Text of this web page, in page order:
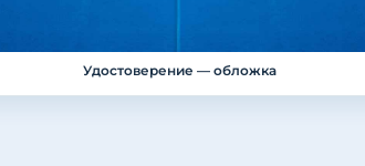
Удостоверение — обложка